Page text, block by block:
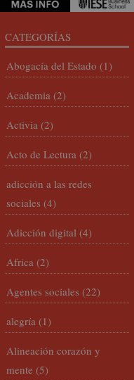
CATEGORÍAS
Abogacía del Estado (1)
Academia (2)
Activia (2)
Acto de Lectura (2)
adicción a las redes
sociales (4)
Adicción digital (4)
Africa (2)
Agentes sociales (22)
alegría (1)
Alineación corazón y
mente (5)